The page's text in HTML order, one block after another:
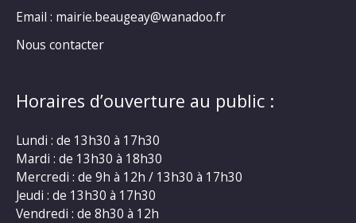
Email : mairie.beaugeay@wanadoo.fr
Nous contacter
Horaires d’ouverture au public :
Lundi : de 13h30 à 17h30
Mardi : de 13h30 à 18h30
Mercredi : de 9h à 12h / 13h30 à 17h30
Jeudi : de 13h30 à 17h30
Vendredi : de 8h30 à 12h